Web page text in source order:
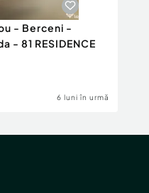
- Berceni -
- 81 RESIDENCE
6 luni în urmă